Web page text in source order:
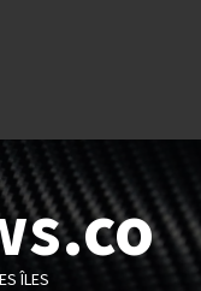
ÎLES